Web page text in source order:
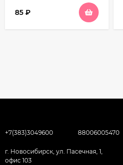
85 ₽
+7(383)3049600 88006005470
г. Новосибирск, ул. Пасечная, 1,
офис 103